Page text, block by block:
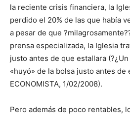
la reciente crisis financiera, la
perdido el 20% de las que había
a pesar de que
prensa especializada, la Iglesia
justo antes de que estallara
«huyó» de la bolsa justo antes de
ECONOMISTA, 1/02/2008).
Pero además de poco rentables,